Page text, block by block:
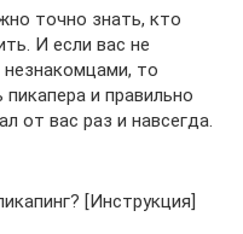
точно знать, кто
И если вас не
то
и правильно
от вас раз и навсегда.
[Инструкция]